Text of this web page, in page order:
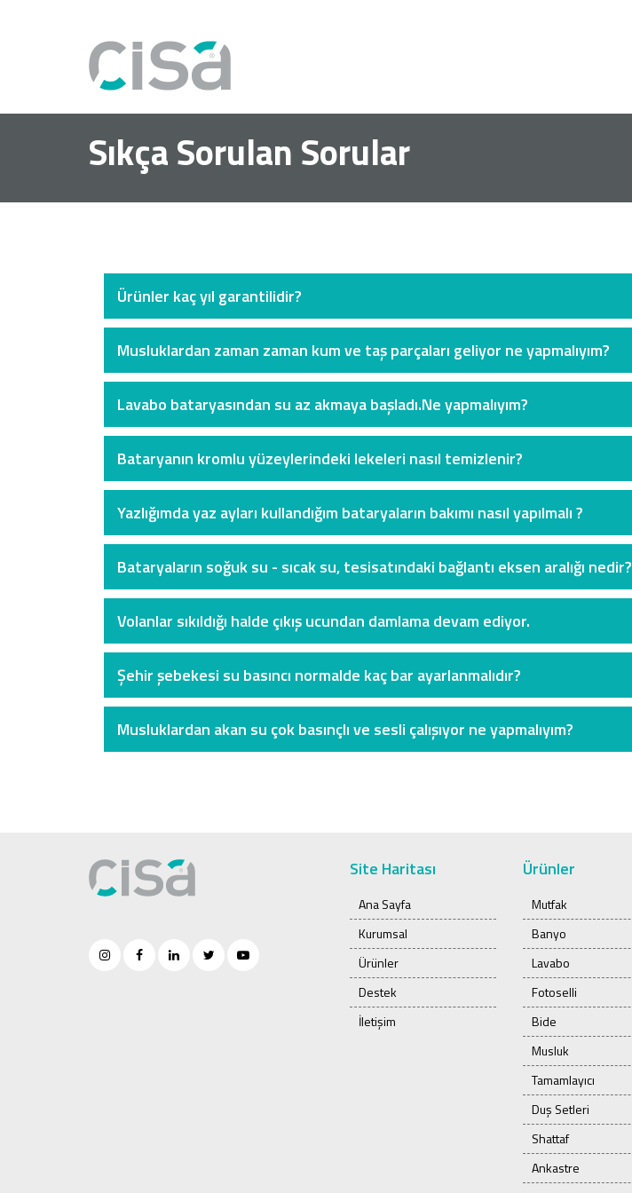
Sıkça Sorulan Sorular
Ürünler kaç yıl garantilidir?
Musluklardan zaman zaman kum ve taş parçaları geliyor ne yapmalıyım?
Lavabo bataryasından su az akmaya başladı.Ne yapmalıyım?
Bataryanın kromlu yüzeylerindeki lekeleri nasıl temizlenir?
Yazlığımda yaz ayları kullandığım bataryaların bakımı nasıl yapılmalı ?
Bataryaların soğuk su - sıcak su, tesisatındaki bağlantı eksen aralığı nedir?
Volanlar sıkıldığı halde çıkış ucundan damlama devam ediyor.
Şehir şebekesi su basıncı normalde kaç bar ayarlanmalıdır?
Musluklardan akan su çok basınçlı ve sesli çalışıyor ne yapmalıyım?
Site Haritası
Ana Sayfa
Kurumsal
Ürünler
Destek
İletişim
Ürünler
Mutfak
Banyo
Lavabo
Fotoselli
Bide
Musluk
Tamamlayıcı
Duş Setleri
Shattaf
Ankastre